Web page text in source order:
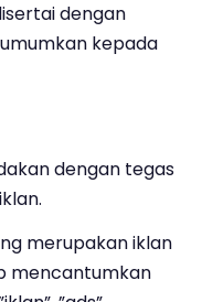
dengan
kepada
dengan tegas
merupakan iklan
mencantumkan